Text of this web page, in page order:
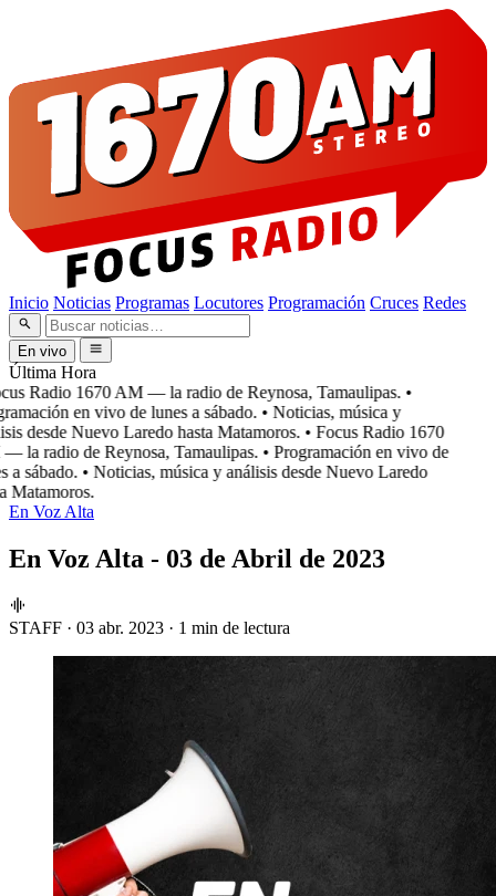
Inicio Noticias Programas Locutores Programación Cruces Redes
En vivo
Última Hora
Radio 1670 AM — la radio de Reynosa, Tamaulipas. •
en vivo de lunes a sábado. • Noticias, música y
desde Nuevo Laredo hasta Matamoros. • Focus Radio 1670
la radio de Reynosa, Tamaulipas. • Programación en vivo de
a sábado. • Noticias, música y análisis desde Nuevo Laredo
Matamoros.
En Voz Alta
En Voz Alta - 03 de Abril de 2023
STAFF · 03 abr. 2023 · 1 min de lectura